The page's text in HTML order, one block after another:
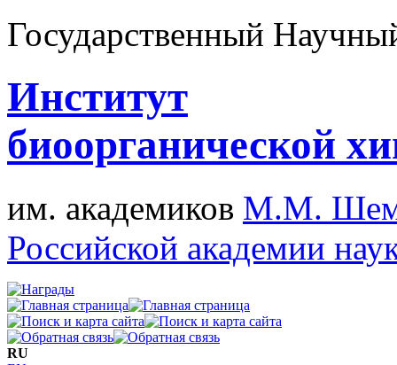
Государственный
Институт
биоорганической
им. академиков М.М.
Российской академии
RU